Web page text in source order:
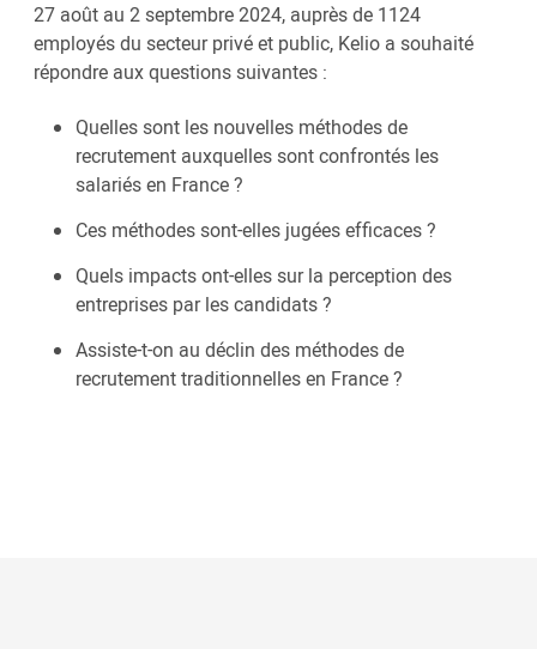
27 août au 2 septembre 2024, auprès de 1124
employés du secteur privé et public, Kelio a souhaité
répondre aux questions suivantes :
Quelles sont les nouvelles méthodes de
recrutement auxquelles sont confrontés les
salariés en France ?
Ces méthodes sont-elles jugées efficaces ?
Quels impacts ont-elles sur la perception des
entreprises par les candidats ?
Assiste-t-on au déclin des méthodes de
recrutement traditionnelles en France ?